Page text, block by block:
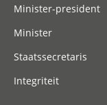
Minister-president
Minister
Staatssecretaris
Integriteit